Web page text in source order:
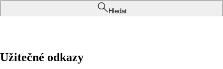
Hledat
Užitečné odkazy